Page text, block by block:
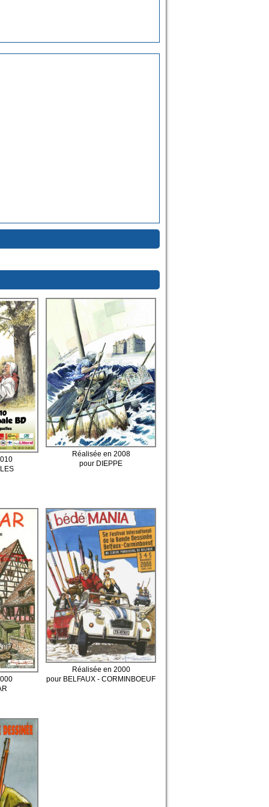
Réalisée en 2008
pour DIEPPE
Réalisée en 2000
pour BELFAUX - CORMINBOEUF